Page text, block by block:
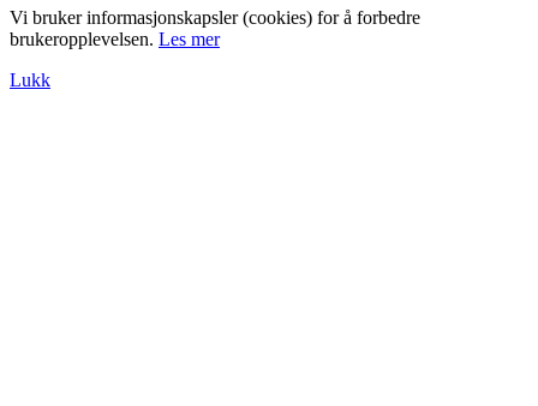
Vi bruker informasjonskapsler (cookies) for å forbedre
brukeropplevelsen. Les mer
Lukk